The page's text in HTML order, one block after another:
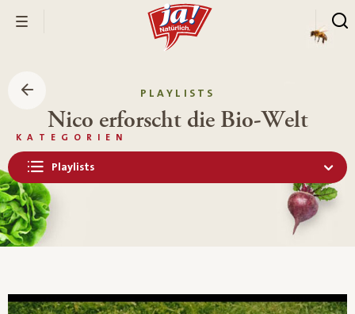
PLAYLISTS
Nico erforscht die Bio-Welt
KATEGORIEN
Playlists